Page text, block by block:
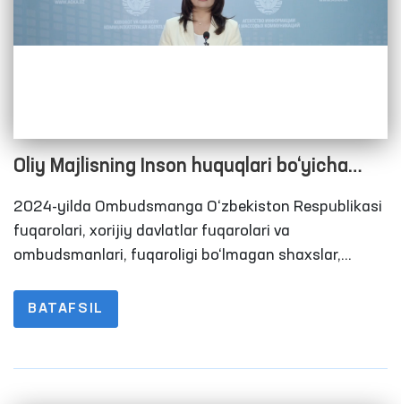
Oliy Majlisning Inson huquqlari bo‘yicha
vakili (ombudsman) tomonidan 2024-yilda
amalga oshirilgan ishlar yuzasidan BRIFING
2024-yilda Ombudsmanga O‘zbekiston Respublikasi
fuqarolari, xorijiy davlatlar fuqarolari va
ombudsmanlari, fuqaroligi bo‘lmagan shaxslar,
23 422 ta murojaat kelib tushdi. Ularning 2747 tasi
maxsus qabulxonalar, vaqtincha saqlash
BATAFSIL